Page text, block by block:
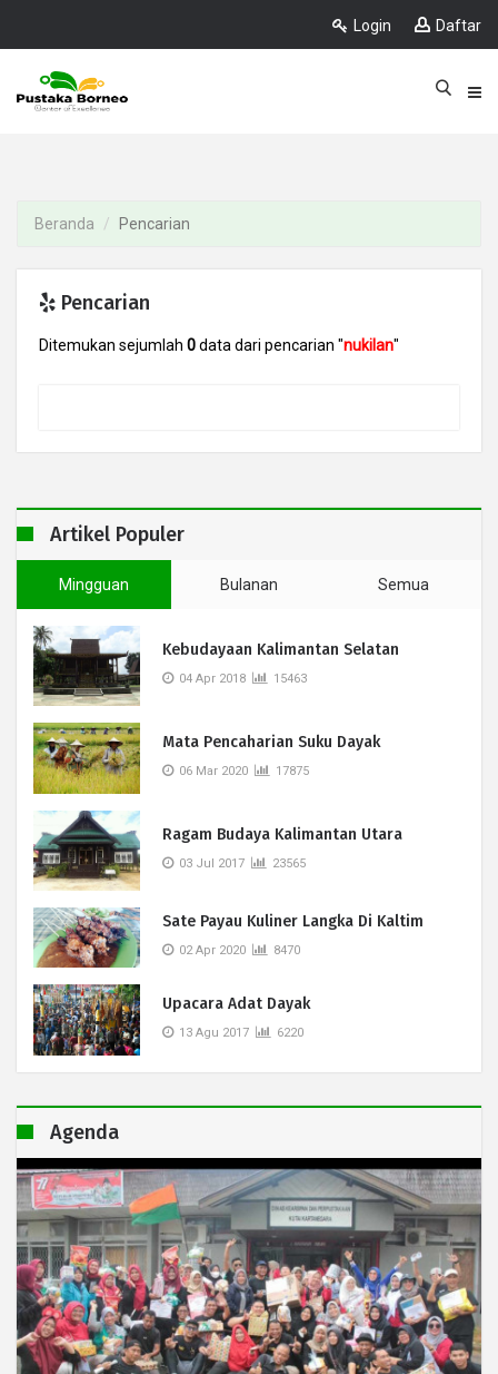
Login Daftar
Beranda Pencarian
Pencarian
Ditemukan sejumlah 0data dari pencarian "nukilan"
Artikel Populer
Mingguan Bulanan Semua
Kebudayaan Kalimantan Selatan
04 Apr 2018 15463
Mata Pencaharian Suku Dayak
06 Mar 2020 17875
Ragam Budaya Kalimantan Utara
03 Jul 2017 23565
Sate Payau Kuliner Langka Di Kaltim
02 Apr 2020 8470
Upacara Adat Dayak
13 Agu 2017 6220
Agenda